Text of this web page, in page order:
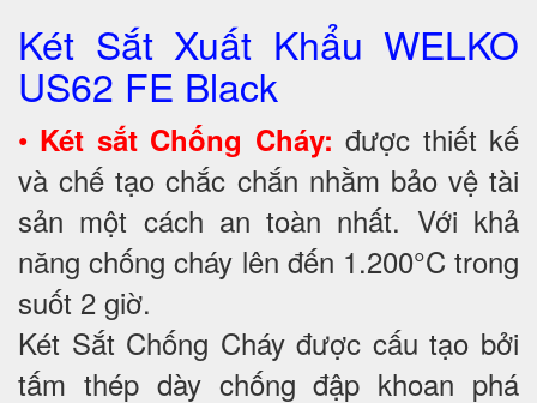
Két Sắt Xuất Khẩu WELKO
US62 FE Black
• Két sắt Chống Cháy: được thiết kế
và chế tạo chắc chắn nhằm bảo vệ tài
sản một cách an toàn nhất. Với khả
năng chống cháy lên đến 1.200°C trong
suốt 2 giờ.
Két Sắt Chống Cháy được cấu tạo bởi
tấm thép dày chống đập khoan phá